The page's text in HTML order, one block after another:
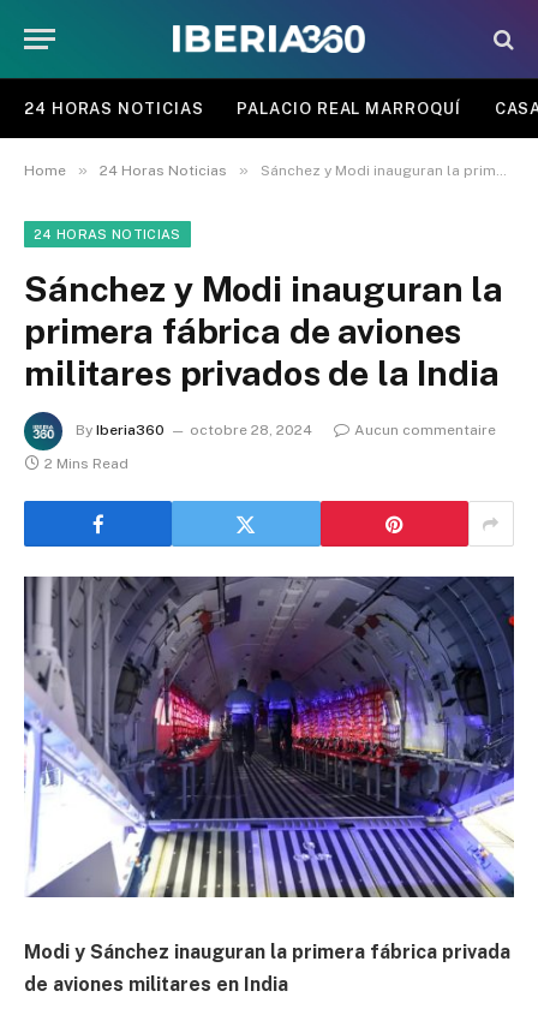
24 HORAS NOTICIAS PALACIO REAL MARROQUÍ
Home » 24 Horas Noticias » Sánchez y Modi inauguran la primera fábrica de aviones militares privados de la India
24 HORAS NOTICIAS
Sánchez y Modi inauguran la
primera fábrica de aviones
militares privados de la India
By Iberia360 octobre 28, 2024
Aucun commentaire
2 Mins Read
Modi y Sánchez inauguran la primera fábrica privada
de aviones militares en India